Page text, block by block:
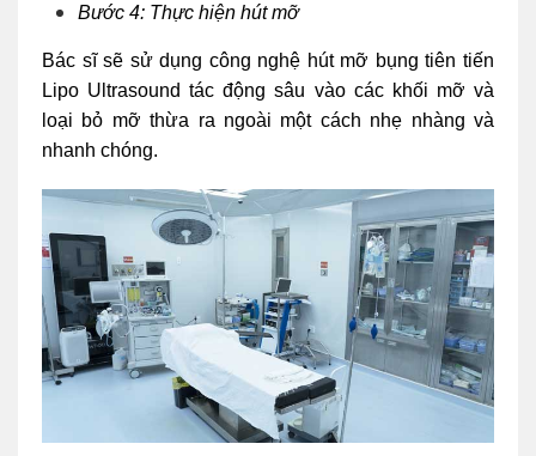
Bước 4: Thực hiện hút mỡ
Bác sĩ sẽ sử dụng công nghệ hút mỡ bụng tiên tiến
Lipo Ultrasound tác động sâu vào các khối mỡ và
loại bỏ mỡ thừa ra ngoài một cách nhẹ nhàng và
nhanh chóng.